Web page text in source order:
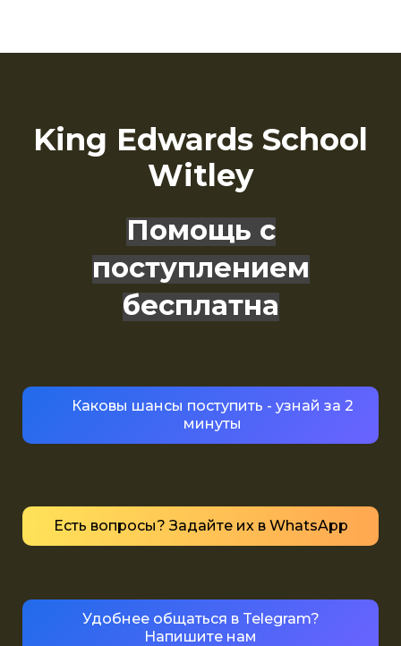
King Edwards School
Witley
Помощь с
поступлением
бесплатна
Каковы шансы поступить - узнай за 2
минуты
Есть вопросы? Задайте их в WhatsApp
Удобнее общаться в Telegram?
Напишите нам